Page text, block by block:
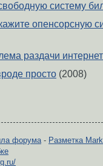
систему
опенсорсную
раздачи
просто (2008)
форума- Разметка